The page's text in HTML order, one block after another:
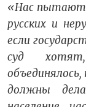
«Нас
русских и
если
суд
должны